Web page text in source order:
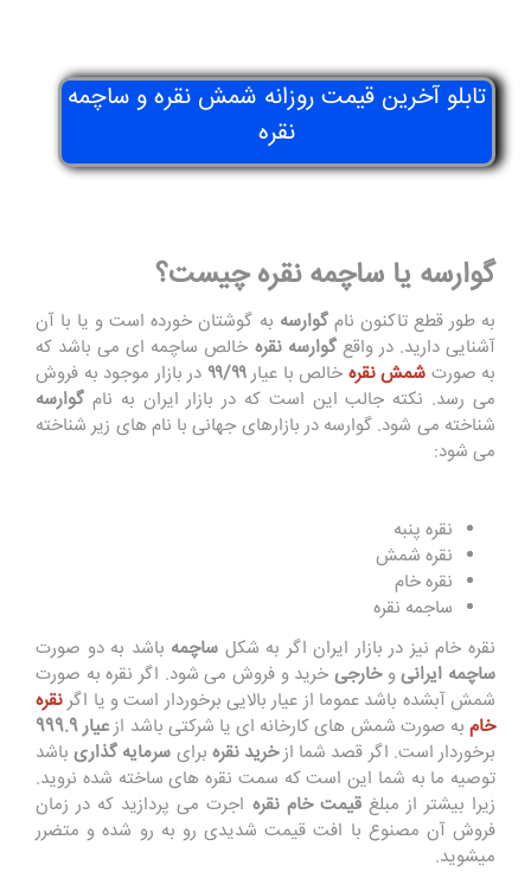
تابلو آخرین قیمت روزانه شمش نقره و ساچمه
نقره
گوارسه یا ساچمه نقره چیست؟
به طور قطع تاکنون نامگوارسه به گوشتان خورده است و یا با آن
آشنایی دارید. در واقعگوارسه نقره خالص ساچمه ای می باشد که
به صورت شمش نقره خالص با عیار۹۹/۹۹ در بازار موجود به فروش
می رسد. نکته جالب این است که در بازار ایران به نام گوارسه
شناخته می شود. گوارسه در بازارهای جهانی با نام های زیر شناخته
می شود:
نقره پنبه
نقره شمش
نقره خام
ساجمه نقره
نقره خام نیز در بازار ایران اگر به شکل ساچمه باشد به دو صورت
ساچمه ایرانیوخارجی خرید و فروش می شود. اگر نقره به صورت
شمش آبشده باشد عموما از عیار بالایی برخوردار است و یا اگر نقره
خامبه صورت شمش های کارخانه ای یا شرکتی باشد ازعیار 999.9
برخوردار است. اگر قصد شما ازخرید نقره برای سرمایه گذاریباشد
توصیه ما به شما این است که سمت نقره های ساخته شده نروید.
زیرا بیشتر از مبلغقیمت خام نقره اجرت می پردازید که در زمان
فروش آن مصنوع با افت قیمت شدیدی رو به رو شده و متضرر
میشوید.